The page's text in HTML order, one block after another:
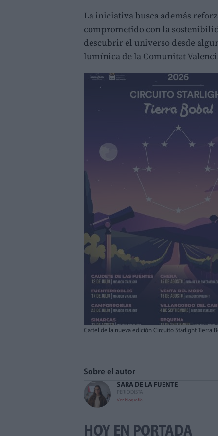
La iniciativa busca además
comprometido con la
descubrir el universo desde
lumínica de la Comunitat
Cartel de la nueva edición Circuito Starlight Tierra
Sobre el autor
SARA DE LA FUENTE
PERIODISTA
Ver biografía
HOY EN PORTADA